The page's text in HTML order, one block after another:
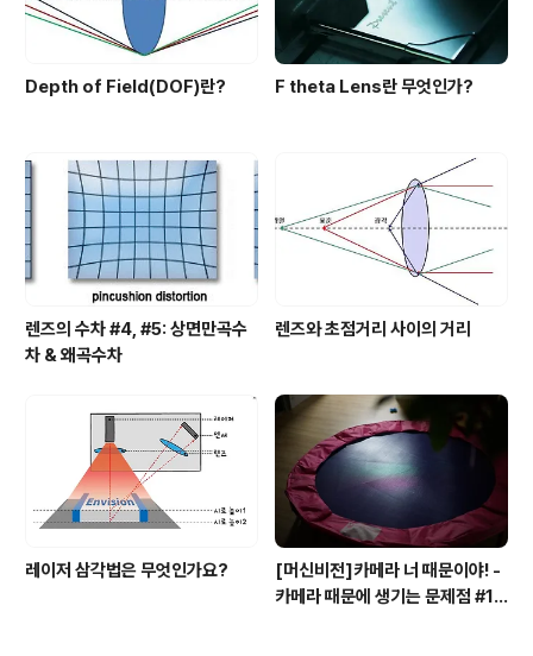
Depth of Field(DOF)란? F theta Lens란 무엇인가?
렌즈의 수차 #4, #5: 상면만곡수
차 & 왜곡수차
렌즈와 초점거리 사이의 거리
레이저 삼각법은 무엇인가요?
[머신비전]카메라 너 때문이야! -
카메라 때문에 생기는 문제점 #1